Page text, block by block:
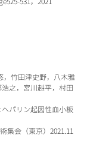
，竹田津史野，八木雅
之，宮川赳平，村田
パリン起因性血小板
集会（東京）2021.11